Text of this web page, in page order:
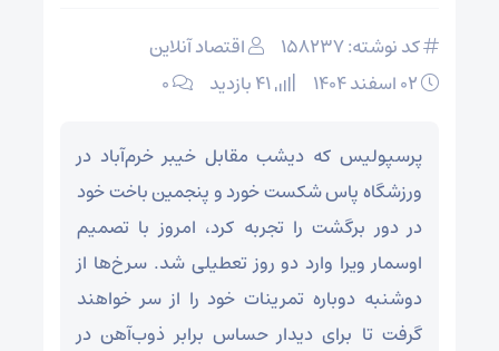
کد نوشته: 158237
اقتصاد آنلاین
۰
پرسپولیس که دیشب مقابل خیبر خرم‌آباد در
ورزشگاه پاس شکست خورد و پنجمین باخت خود
در دور برگشت را تجربه کرد، امروز با تصمیم
اوسمار ویرا وارد دو روز تعطیلی شد. سرخ‌ها از
دوشنبه دوباره تمرینات خود را از سر خواهند
گرفت تا برای دیدار حساس برابر ذوب‌آهن در